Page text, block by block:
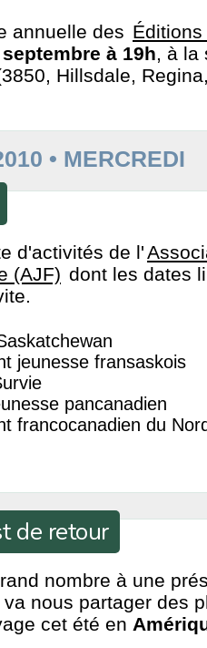
annuelle des
à 19h, à la
Hillsdale,
• MERCREDI
d'activités de l'
(AJF) dont les dates
jeunesse fransaskois
pancanadien
francocanadien du
de retour
nombre à une
va nous partager des
cet été en